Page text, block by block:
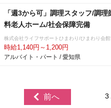
「週3から可」調理スタッフ/調
料老人ホーム/社会保障完備
株式会社ライフサポートひまわり/ひまわり会館
時給1,140円～1,200円
アルバイト・パート / 愛知県
前へ 3